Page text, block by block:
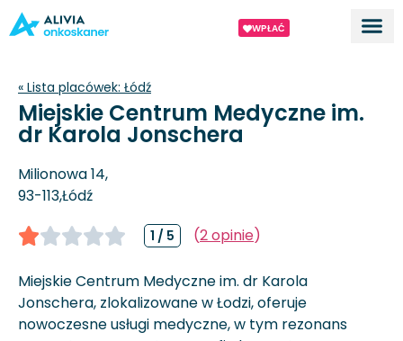
WPŁAĆ
« Lista placówek: Łódź
Miejskie Centrum Medyczne im.
dr Karola Jonschera
Milionowa 14,
93-113,Łódź
1 / 5 (2 opinie)
Miejskie Centrum Medyczne im. dr Karola
Jonschera, zlokalizowane w Łodzi, oferuje
nowoczesne usługi medyczne, w tym rezonans